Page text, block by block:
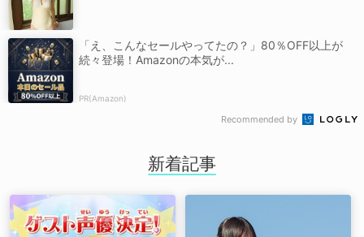
「え、こんなセールやってたの？」80％OFF以上が
続々登場！Amazonの本気が...
PR(Amazon)
Recommended by
新着記事